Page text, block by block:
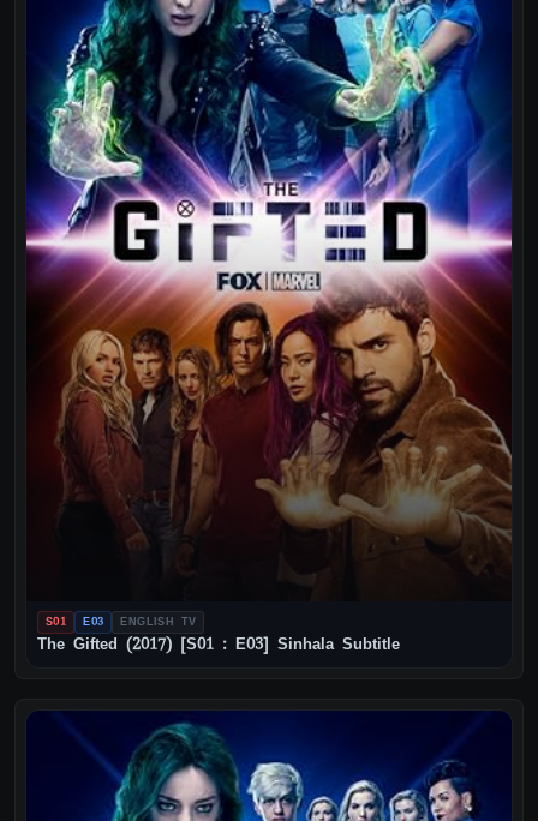
S01 E03 ENGLISH TV
The Gifted (2017) [S01 : E03] Sinhala Subtitle